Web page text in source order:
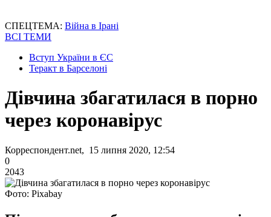
СПЕЦТЕМА: Війна в Ірані
ВСІ ТЕМИ
Вступ України в ЄС
Теракт в Барселоні
Дівчина збагатилася в порно
через коронавірус
Корреспондент.net, 15 липня 2020, 12:54
0
2043
Фото: Pixabay